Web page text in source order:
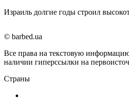
Израиль долгие годы строил
© barbed.ua
Все права на текстовую
наличии гиперссылки на
Страны